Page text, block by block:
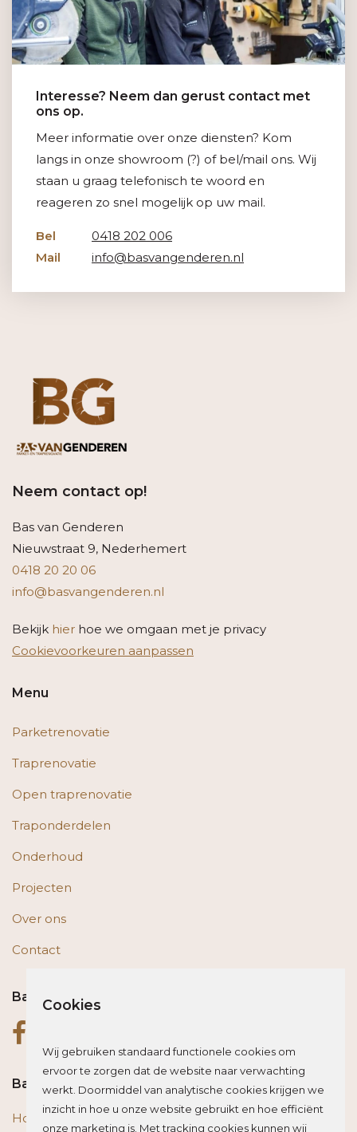
Interesse? Neem dan gerust contact met
ons op.
Meer informatie over onze diensten? Kom
langs in onze showroom (?) of bel/mail ons. Wij
staan u graag telefonisch te woord en
reageren zo snel mogelijk op uw mail.
Bel
0418 202 006
Mail
info@basvangenderen.nl
Neem contact op!
Bas van Genderen
Nieuwstraat 9, Nederhemert
0418 20 20 06
info@basvangenderen.nl
Bekijk hier hoe we omgaan met je privacy
Cookievoorkeuren aanpassen
Menu
Parketrenovatie
Traprenovatie
Open traprenovatie
Traponderdelen
Onderhoud
Projecten
Over ons
Contact
Bas op social media
Bas blogt
Houten vloer of trap renoveren? Zo beïnvloed je de
Cookies
Wij gebruiken standaard functionele cookies om
ervoor te zorgen dat de website naar verwachting
werkt. Doormiddel van analytische cookies krijgen we
inzicht in hoe u onze website gebruikt en hoe efficiënt
onze marketing is. Met tracking cookies kunnen wij